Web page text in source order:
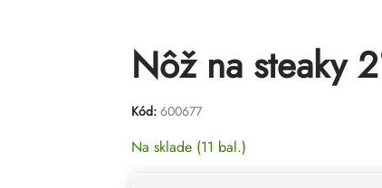
Nôž na steaky
Kód: 600677
Na sklade (11 bal.)